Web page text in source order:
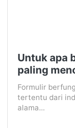
Untuk apa
paling
Formulir
tertentu dari
alama...